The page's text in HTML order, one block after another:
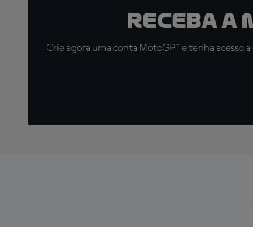
Receba
Crie agora uma conta MotoGP™ e tenha acesso